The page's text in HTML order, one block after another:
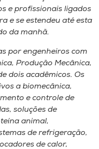
e profissionais ligados
e se estendeu até esta
da manhã.
por engenheiros com
Produção Mecânica,
dois acadêmicos. Os
a biomecânica,
e controle de
soluções de
animal,
de refrigeração,
de calor,